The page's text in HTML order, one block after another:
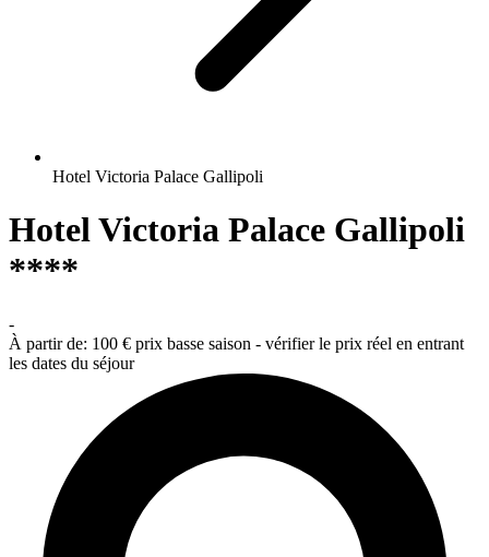
Hotel Victoria Palace Gallipoli
Hotel Victoria Palace Gallipoli
****
-
À partir de: 100 € prix basse saison - vérifier le prix réel en entrant
les dates du séjour